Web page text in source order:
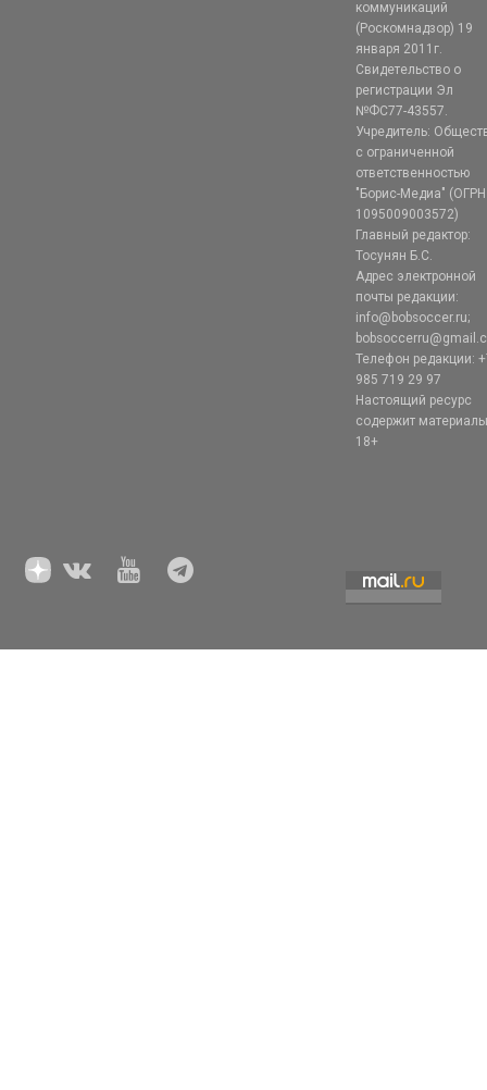
коммуникаций
(Роскомнадзор) 19
января 2011г.
Свидетельство о
регистрации Эл
№ФС77-43557.
Учредитель:
с ограниченной
ответственностью
"Борис-Медиа" (ОГРН
1095009003572)
Главный редактор:
Тосунян Б.С.
Адрес электронной
почты редакции:
info@bobsoccer.ru;
Телефон редакции:
985 719 29 97
Настоящий ресурс
содержит
18+